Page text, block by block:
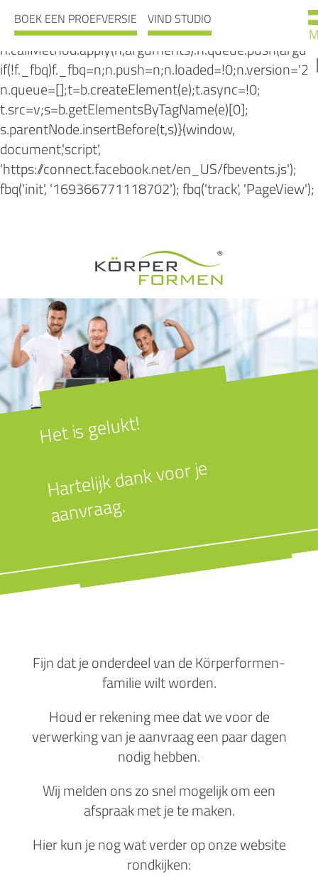
!function(f,b,e,v,n,t,s) {if(f.fbq)return;n=f.fbq=function()
{n.callMethod?
n.queue=[];t=b.createElement(e);t.async=!0;
t.src=v;s=b.getElementsByTagName(e)[0];
s.parentNode.insertBefore(t,s)}(window,
document,'script',
'https://connect.facebook.net/en_US/fbevents.js');
fbq('init', '169366771118702'); fbq('track', 'PageView');
BOEK EEN PROEFVERSIE VIND STUDIO
Het is gelukt!
Hartelijk dank voor je
aanvraag.
Fijn dat je onderdeel van de Körperformen-
familie wilt worden.
Houd er rekening mee dat we voor de
verwerking van je aanvraag een paar dagen
nodig hebben.
Wij melden ons zo snel mogelijk om een
afspraak met je te maken.
Hier kun je nog wat verder op onze website
rondkijken: